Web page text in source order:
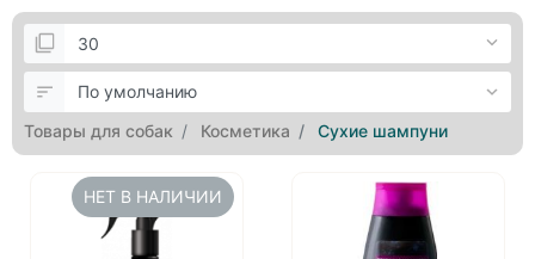
Товары для собак Косметика Сухие шампуни
НЕТ В НАЛИЧИИ